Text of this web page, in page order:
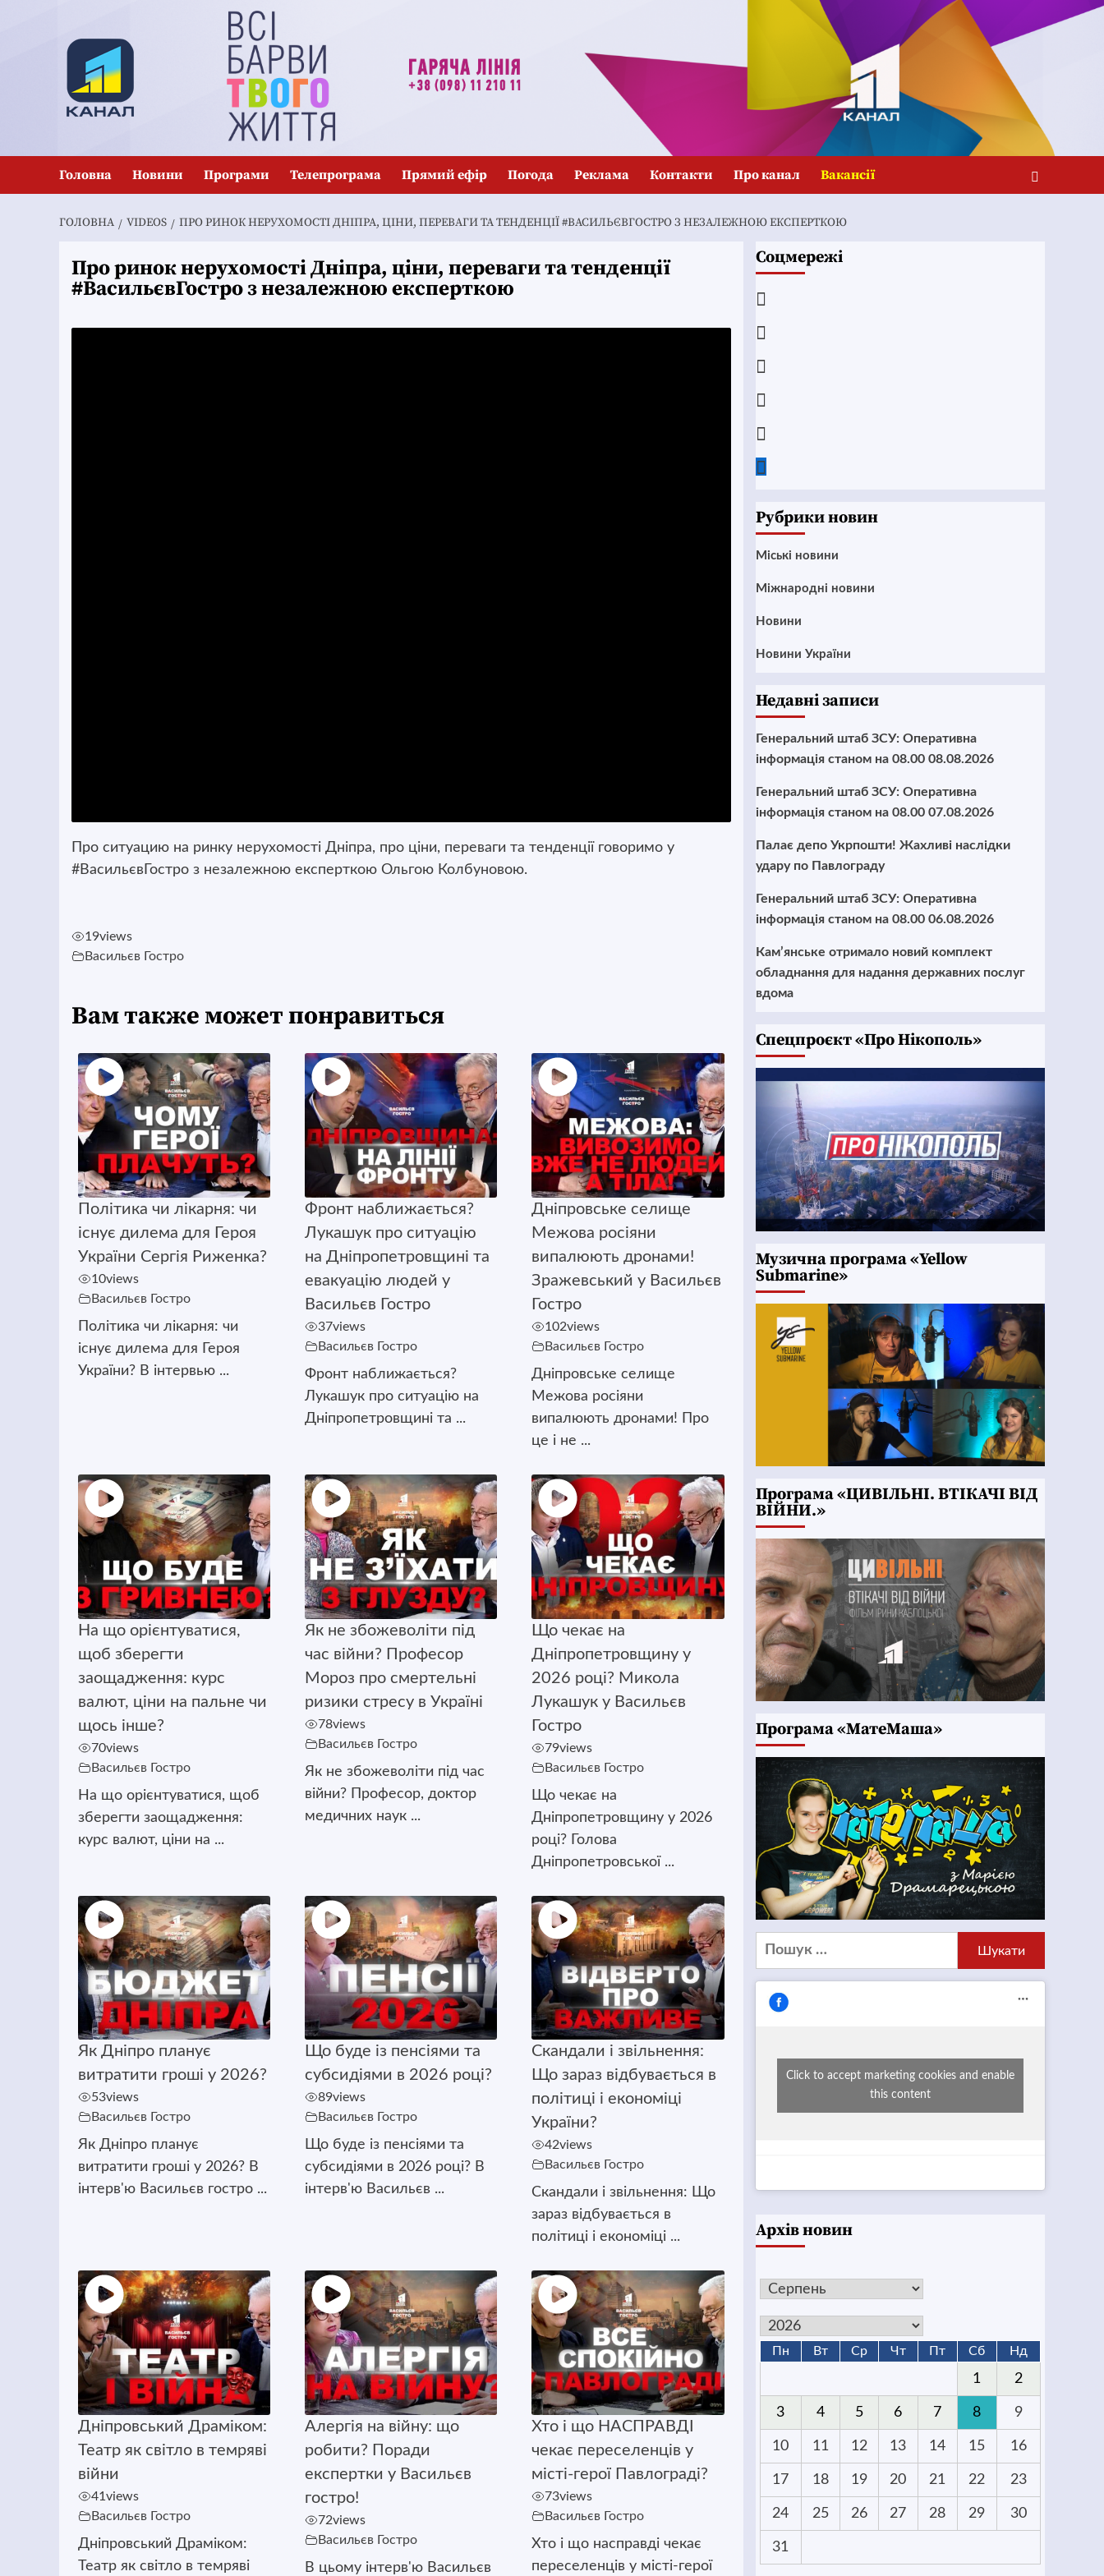
Головна Новини Програми Телепрограма Прямий ефір Погода Реклама Контакти Про канал Вакансії
ГОЛОВНА VIDEOS ПРО РИНОК НЕРУХОМОСТІ ДНІПРА, ЦІНИ, ПЕРЕВАГИ ТА ТЕНДЕНЦІЇ #ВАСИЛЬЄВГОСТРО З НЕЗАЛЕЖНОЮ ЕКСПЕРТКОЮ
Про ринок нерухомості Дніпра, ціни, переваги та тенденції
#ВасильєвГостро з незалежною експерткою
Про ситуацию на ринку нерухомості Дніпра, про ціни, переваги та тенденції говоримо у
#ВасильєвГостро з незалежною експерткою Ольгою Колбуновою.
19views
Васильєв Гостро
Вам также может понравиться
Політика чи лікарня: чи
існує дилема для Героя
України Сергія Риженка?
10views
Васильєв Гостро
Політика чи лікарня: чи
існує дилема для Героя
України? В інтервью ...
Фронт наближається?
Лукашук про ситуацію
на Дніпропетровщині та
евакуацію людей у
Васильєв Гостро
37views
Васильєв Гостро
Фронт наближається?
Лукашук про ситуацію на
Дніпропетровщині та ...
Дніпровське селище
Межова росіяни
випалюють дронами!
Зражевський у Васильєв
Гостро
102views
Васильєв Гостро
Дніпровське селище
Межова росіяни
випалюють дронами! Про
це і не ...
На що орієнтуватися,
щоб зберегти
заощадження: курс
валют, ціни на пальне чи
щось інше?
70views
Васильєв Гостро
На що орієнтуватися, щоб
зберегти заощадження:
курс валют, ціни на ...
Як не збожеволіти під
час війни? Професор
Мороз про смертельні
ризики стресу в Україні
78views
Васильєв Гостро
Як не збожеволіти під час
війни? Професор, доктор
медичних наук ...
Що чекає на
Дніпропетровщину у
2026 році? Микола
Лукашук у Васильєв
Гостро
79views
Васильєв Гостро
Що чекає на
Дніпропетровщину у 2026
році? Голова
Дніпропетровської ...
Як Дніпро планує
витратити гроші у 2026?
53views
Васильєв Гостро
Як Дніпро планує
витратити гроші у 2026? В
інтерв'ю Васильєв гостро ...
Що буде із пенсіями та
субсидіями в 2026 році?
89views
Васильєв Гостро
Що буде із пенсіями та
субсидіями в 2026 році? В
інтерв'ю Васильєв ...
Скандали і звільнення:
Що зараз відбувається в
політиці і економіці
України?
42views
Васильєв Гостро
Скандали і звільнення: Що
зараз відбувається в
політиці і економіці ...
Дніпровський Драміком:
Театр як світло в темряві
війни
41views
Васильєв Гостро
Дніпровський Драміком:
Театр як світло в темряві
Алергія на війну: що
робити? Поради
експертки у Васильєв
гостро!
72views
Васильєв Гостро
В цьому інтерв'ю Васильєв
Хто і що НАСПРАВДІ
чекає переселенців у
місті-герої Павлограді?
73views
Васильєв Гостро
Хто і що насправді чекає
переселенців у місті-герої
Соцмережі
Рубрики новин
Mіські новини
Міжнародні новини
Новини
Новини України
Недавні записи
Генеральний штаб ЗСУ: Оперативна
інформація станом на 08.00 08.08.2026
Генеральний штаб ЗСУ: Оперативна
інформація станом на 08.00 07.08.2026
Палає депо Укрпошти! Жахливі наслідки
удару по Павлограду
Генеральний штаб ЗСУ: Оперативна
інформація станом на 08.00 06.08.2026
Кам’янське отримало новий комплект
обладнання для надання державних послуг
вдома
Cпецпроєкт «Про Нікополь»
Музична програма «Yellow
Submarine»
Програма «ЦИВІЛЬНІ. ВТІКАЧІ ВІД
ВІЙНИ.»
Програма «МатеМаша»
Пошук:
Click to accept marketing cookies and enable
this content
Архів новин
Пн Вт Ср Чт Пт Сб Нд
1 2
3 4 5 6 7 8 9
10 11 12 13 14 15 16
17 18 19 20 21 22 23
24 25 26 27 28 29 30
31